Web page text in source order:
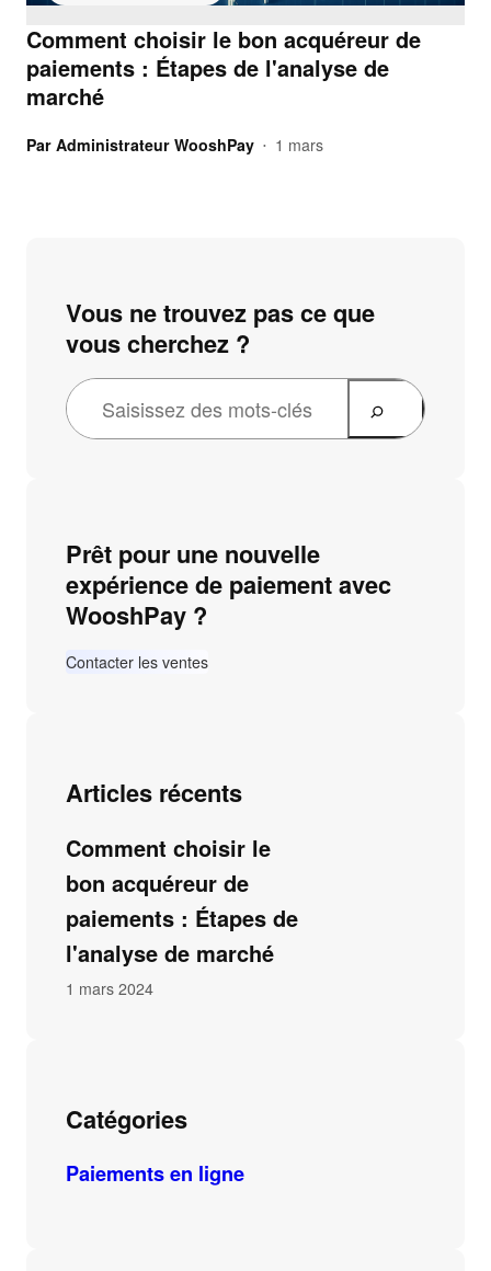
Comment choisir le bon acquéreur de
paiements : Étapes de l'analyse de
marché
Par Administrateur WooshPay • 1 mars
Vous ne trouvez pas ce que
vous cherchez ?
Prêt pour une nouvelle
expérience de paiement avec
WooshPay ?
Contacter les ventes
Articles récents
Comment choisir le
bon acquéreur de
paiements : Étapes de
l'analyse de marché
1 mars 2024
Catégories
Paiements en ligne